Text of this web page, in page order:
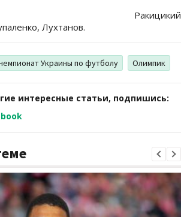
Ракицикий
Лухтанов.
Украины по футболу Олимпик
интересные статьи, подпишись: